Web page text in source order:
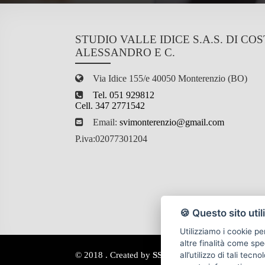
STUDIO VALLE IDICE S.A.S. DI
ALESSANDRO E C.
Via Idice 155/e 40050 Monterenzio (BO)
Tel. 051 929812
Cell. 347 2771542
Email: svimonterenzio@gmail.com
P.iva:02077301204
© 2018 . Created by SSD - Powered byAGIM
🍪 Questo sito
Utilizziamo i cookie
altre finalità come
all’utilizzo di tali